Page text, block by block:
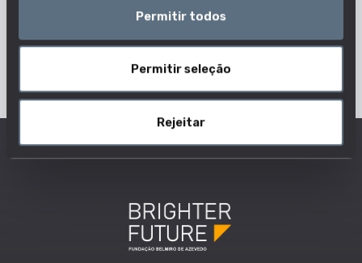
Permitir todos
Permitir seleção
Rejeitar